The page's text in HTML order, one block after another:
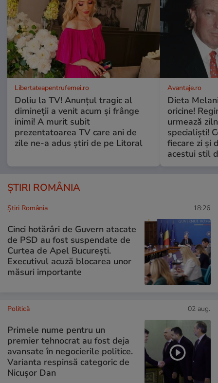
Libertateapentrufemei.ro
Doliu la TV! Anunțul tragic al
dimineții a venit acum și frânge
inimi! A murit subit
prezentatoarea TV care ani de
zile ne-a adus știri de pe Litoral
Avantaje.ro
Dieta
oricine!
urmează
specialiști!
fiecare zi și
acestui stil
ȘTIRI ROMÂNIA
Știri România 18:26
Cinci hotărâri de Guvern atacate
de PSD au fost suspendate de
Curtea de Apel București.
Executivul acuză blocarea unor
măsuri importante
Politică 02 aug.
Primele nume pentru un
premier tehnocrat au fost deja
avansate în negocierile politice.
Varianta respinsă categoric de
Nicușor Dan